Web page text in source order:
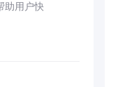
助用户快